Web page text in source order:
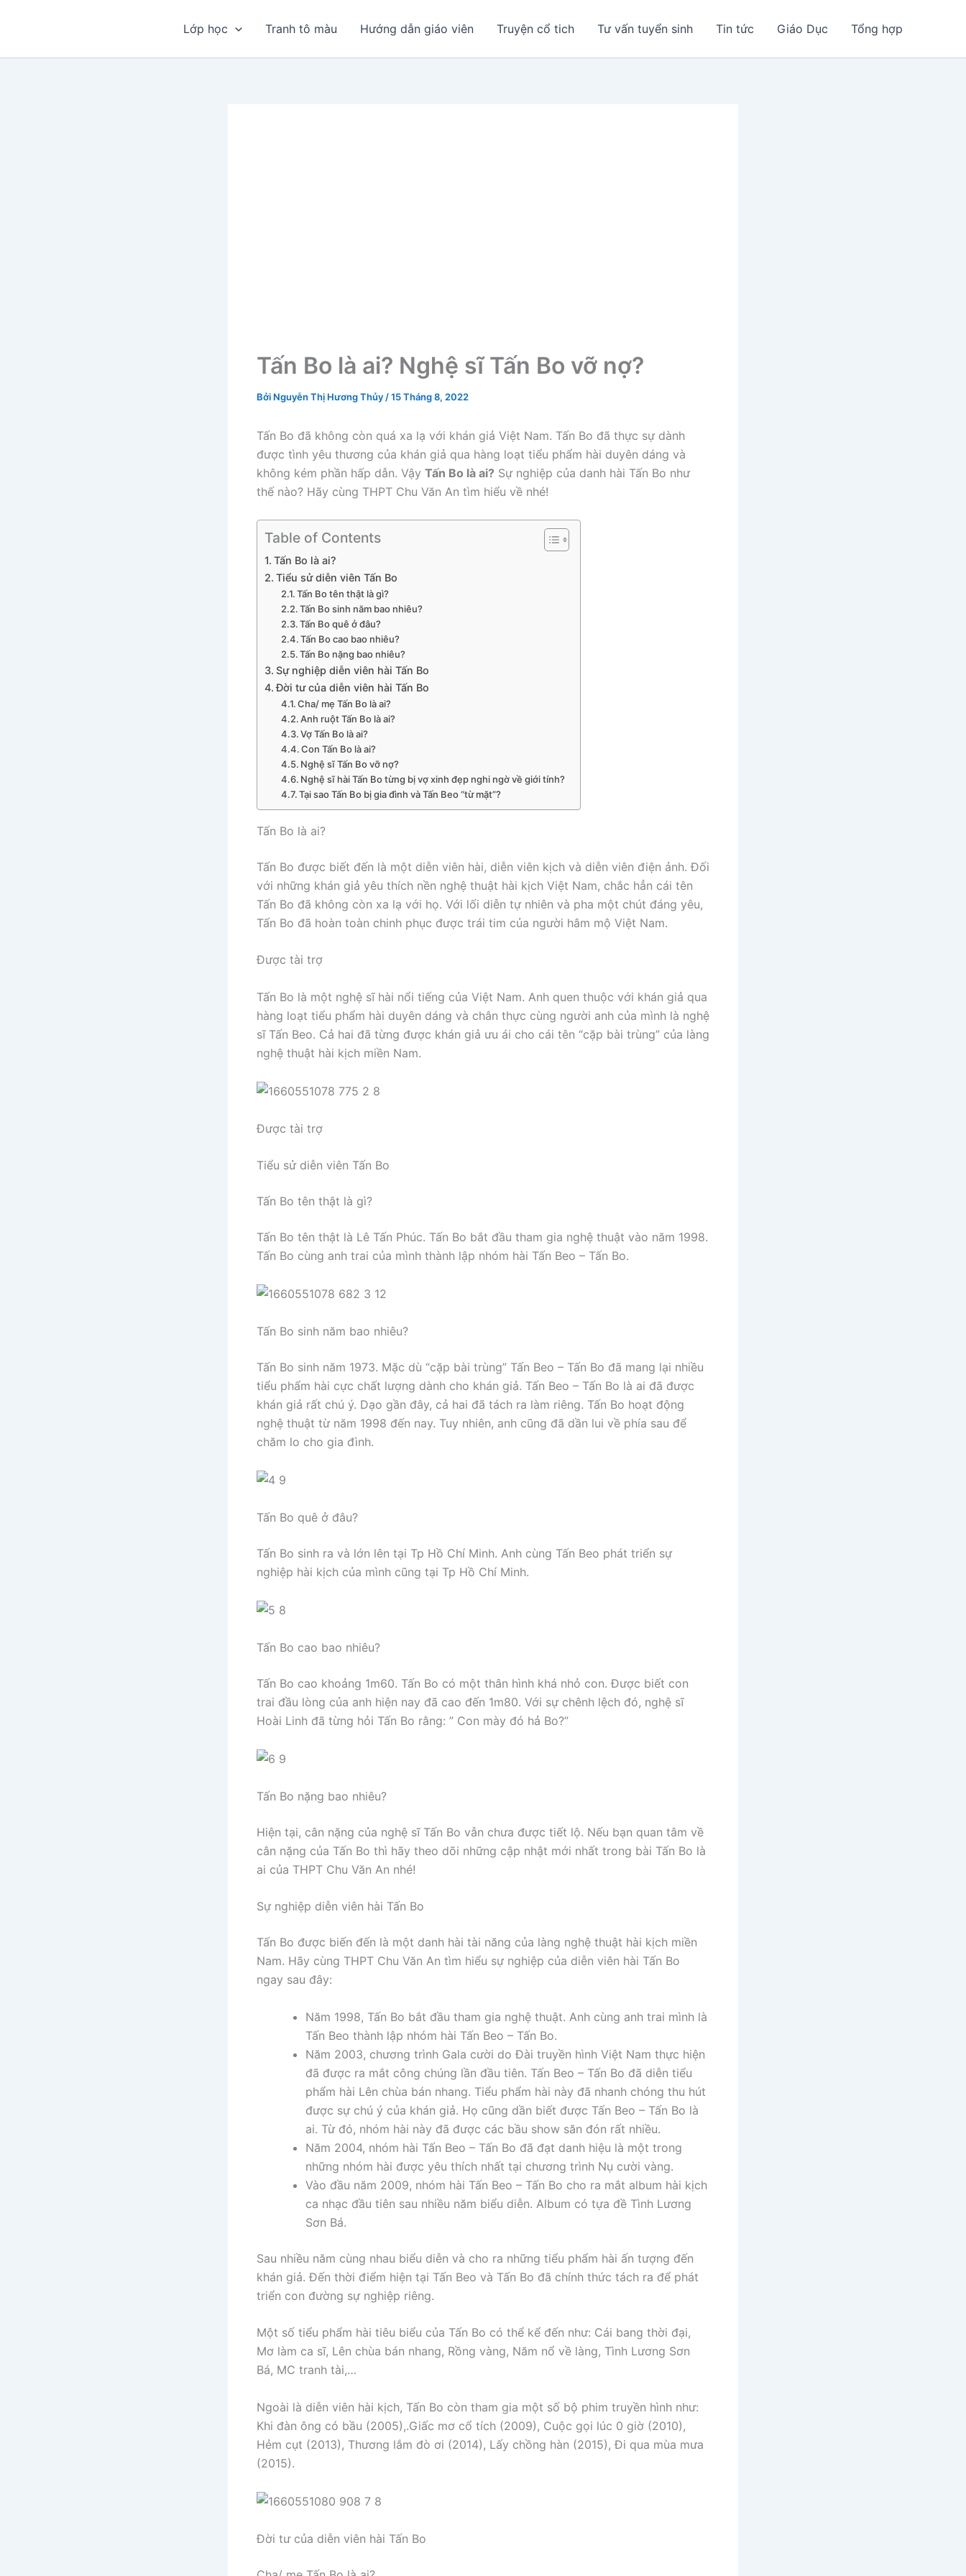
Lớp học Tranh tô màu Hướng dẫn giáo viên Truyện cổ tich Tư vấn tuyển sinh Tin tức Giáo Dục Tổng hợp
Tấn Bo là ai? Nghệ sĩ Tấn Bo vỡ nợ?
Bởi Nguyễn Thị Hương Thủy /15 Tháng 8, 2022
Tấn Bo đã không còn quá xa lạ với khán giả Việt Nam. Tấn Bo đã thực sự dành
được tình yêu thương của khán giả qua hàng loạt tiểu phẩm hài duyên dáng và
không kém phần hấp dẫn. Vậy Tấn Bo là ai? Sự nghiệp của danh hài Tấn Bo như
thế nào? Hãy cùng THPT Chu Văn An tìm hiểu về nhé!
Table of Contents
Tấn Bo là ai?
Tiểu sử diễn viên Tấn Bo
Tấn Bo tên thật là gì?
Tấn Bo sinh năm bao nhiêu?
Tấn Bo quê ở đâu?
Tấn Bo cao bao nhiêu?
Tấn Bo nặng bao nhiêu?
Sự nghiệp diễn viên hài Tấn Bo
Đời tư của diễn viên hài Tấn Bo
Cha/ mẹ Tấn Bo là ai?
Anh ruột Tấn Bo là ai?
Vợ Tấn Bo là ai?
Con Tấn Bo là ai?
Nghệ sĩ Tấn Bo vỡ nợ?
Nghệ sĩ hài Tấn Bo từng bị vợ xinh đẹp nghi ngờ về giới tính?
Tại sao Tấn Bo bị gia đình và Tấn Beo “từ mặt”?
Tấn Bo là ai?
Tấn Bo được biết đến là một diễn viên hài, diễn viên kịch và diễn viên điện ảnh. Đối
với những khán giả yêu thích nền nghệ thuật hài kịch Việt Nam, chắc hẳn cái tên
Tấn Bo đã không còn xa lạ với họ. Với lối diễn tự nhiên và pha một chút đáng yêu,
Tấn Bo đã hoàn toàn chinh phục được trái tim của người hâm mộ Việt Nam.
Được tài trợ
Tấn Bo là một nghệ sĩ hài nổi tiếng của Việt Nam. Anh quen thuộc với khán giả qua
hàng loạt tiểu phẩm hài duyên dáng và chân thực cùng người anh của mình là nghệ
sĩ Tấn Beo. Cả hai đã từng được khán giả ưu ái cho cái tên “cặp bài trùng” của làng
nghệ thuật hài kịch miền Nam.
Được tài trợ
Tiểu sử diễn viên Tấn Bo
Tấn Bo tên thật là gì?
Tấn Bo tên thật là Lê Tấn Phúc. Tấn Bo bắt đầu tham gia nghệ thuật vào năm 1998.
Tấn Bo cùng anh trai của mình thành lập nhóm hài Tấn Beo – Tấn Bo.
Tấn Bo sinh năm bao nhiêu?
Tấn Bo sinh năm 1973. Mặc dù “cặp bài trùng” Tấn Beo – Tấn Bo đã mang lại nhiều
tiểu phẩm hài cực chất lượng dành cho khán giả. Tấn Beo – Tấn Bo là ai đã được
khán giả rất chú ý. Dạo gần đây, cả hai đã tách ra làm riêng. Tấn Bo hoạt động
nghệ thuật từ năm 1998 đến nay. Tuy nhiên, anh cũng đã dần lui về phía sau để
chăm lo cho gia đình.
Tấn Bo quê ở đâu?
Tấn Bo sinh ra và lớn lên tại Tp Hồ Chí Minh. Anh cùng Tấn Beo phát triển sự
nghiệp hài kịch của mình cũng tại Tp Hồ Chí Minh.
Tấn Bo cao bao nhiêu?
Tấn Bo cao khoảng 1m60. Tấn Bo có một thân hình khá nhỏ con. Được biết con
trai đầu lòng của anh hiện nay đã cao đến 1m80. Với sự chênh lệch đó, nghệ sĩ
Hoài Linh đã từng hỏi Tấn Bo rằng: ” Con mày đó hả Bo?”
Tấn Bo nặng bao nhiêu?
Hiện tại, cân nặng của nghệ sĩ Tấn Bo vẫn chưa được tiết lộ. Nếu bạn quan tâm về
cân nặng của Tấn Bo thì hãy theo dõi những cập nhật mới nhất trong bài Tấn Bo là
ai của THPT Chu Văn An nhé!
Sự nghiệp diễn viên hài Tấn Bo
Tấn Bo được biến đến là một danh hài tài năng của làng nghệ thuật hài kịch miền
Nam. Hãy cùng THPT Chu Văn An tìm hiểu sự nghiệp của diễn viên hài Tấn Bo
ngay sau đây:
Năm 1998, Tấn Bo bắt đầu tham gia nghệ thuật. Anh cùng anh trai mình là
Tấn Beo thành lập nhóm hài Tấn Beo – Tấn Bo.
Năm 2003, chương trình Gala cười do Đài truyền hình Việt Nam thực hiện
đã được ra mắt công chúng lần đầu tiên. Tấn Beo – Tấn Bo đã diễn tiểu
phẩm hài Lên chùa bán nhang. Tiểu phẩm hài này đã nhanh chóng thu hút
được sự chú ý của khán giả. Họ cũng dần biết được Tấn Beo – Tấn Bo là
ai. Từ đó, nhóm hài này đã được các bầu show săn đón rất nhiều.
Năm 2004, nhóm hài Tấn Beo – Tấn Bo đã đạt danh hiệu là một trong
những nhóm hài được yêu thích nhất tại chương trình Nụ cười vàng.
Vào đầu năm 2009, nhóm hài Tấn Beo – Tấn Bo cho ra mắt album hài kịch
ca nhạc đầu tiên sau nhiều năm biểu diễn. Album có tựa đề Tình Lương
Sơn Bá.
Sau nhiều năm cùng nhau biểu diễn và cho ra những tiểu phẩm hài ấn tượng đến
khán giả. Đến thời điểm hiện tại Tấn Beo và Tấn Bo đã chính thức tách ra để phát
triển con đường sự nghiệp riêng.
Một số tiểu phẩm hài tiêu biểu của Tấn Bo có thể kể đến như: Cái bang thời đại,
Mơ làm ca sĩ, Lên chùa bán nhang, Rồng vàng, Năm nổ về làng, Tình Lương Sơn
Bá, MC tranh tài,…
Ngoài là diễn viên hài kịch, Tấn Bo còn tham gia một số bộ phim truyền hình như:
Khi đàn ông có bầu (2005),.Giấc mơ cổ tích (2009), Cuộc gọi lúc 0 giờ (2010),
Hẻm cụt (2013), Thương lắm đò ơi (2014), Lấy chồng hàn (2015), Đi qua mùa mưa
(2015).
Đời tư của diễn viên hài Tấn Bo